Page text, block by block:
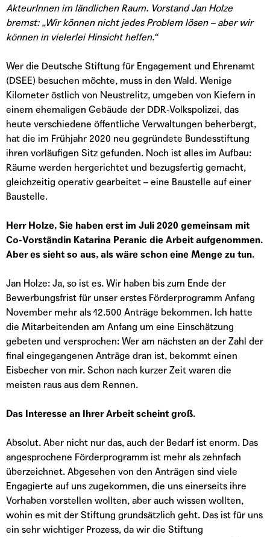
AkteurInnen im ländlichen Raum. Vorstand Jan Holze
bremst: „Wir können nicht jedes Problem lösen – aber wir
können in vielerlei Hinsicht helfen.“
Wer die Deutsche Stiftung für Engagement und Ehrenamt
(DSEE) besuchen möchte, muss in den Wald. Wenige
Kilometer östlich von Neustrelitz, umgeben von Kiefern in
einem ehemaligen Gebäude der DDR-Volkspolizei, das
heute verschiedene öffentliche Verwaltungen beherbergt,
hat die im Frühjahr 2020 neu gegründete Bundesstiftung
ihren vorläufigen Sitz gefunden. Noch ist alles im Aufbau:
Räume werden hergerichtet und bezugsfertig gemacht,
gleichzeitig operativ gearbeitet – eine Baustelle auf einer
Baustelle.
Herr Holze, Sie haben erst im Juli 2020 gemeinsam mit
Co-Vorständin Katarina Peranic die Arbeit aufgenommen.
Aber es sieht so aus, als wäre schon eine Menge zu tun.
Jan Holze: Ja, so ist es. Wir haben bis zum Ende der
Bewerbungsfrist für unser erstes Förderprogramm Anfang
November mehr als 12.500 Anträge bekommen. Ich hatte
die Mitarbeitenden am Anfang um eine Einschätzung
gebeten und versprochen: Wer am nächsten an der Zahl der
final eingegangenen Anträge dran ist, bekommt einen
Eisbecher von mir. Schon nach kurzer Zeit waren die
meisten raus aus dem Rennen.
Das Interesse an Ihrer Arbeit scheint groß.
Absolut. Aber nicht nur das, auch der Bedarf ist enorm. Das
angesprochene Förderprogramm ist mehr als zehnfach
überzeichnet. Abgesehen von den Anträgen sind viele
Engagierte auf uns zugekommen, die uns einerseits ihre
Vorhaben vorstellen wollten, aber auch wissen wollten,
wohin es mit der Stiftung grundsätzlich geht. Das ist für uns
ein sehr wichtiger Prozess, da wir die Stiftung